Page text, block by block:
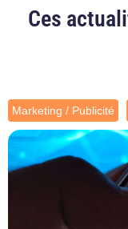
Ces
Marketing / Publicité